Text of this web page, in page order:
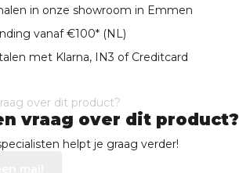
in onze showroom in Emmen
vanaf €100* (NL)
met Klarna, IN3 of Creditcard
vraag over dit product?
helpt je graag verder!